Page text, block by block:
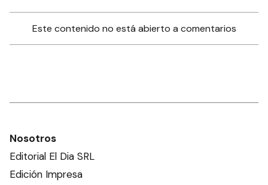
Este contenido no está abierto a comentarios
Nosotros
Editorial El Dia SRL
Edición Impresa